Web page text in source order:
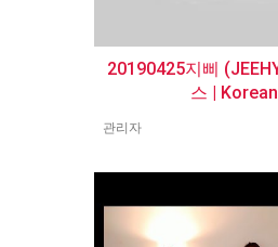
20190425지삐
스 |
관리자